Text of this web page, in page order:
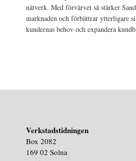
nätverk. Med förvärvet så stärker
marknaden och förbättrar ytterligare
kundernas behov och expandera
Verkstadstidningen
Box 2082
169 02 Solna